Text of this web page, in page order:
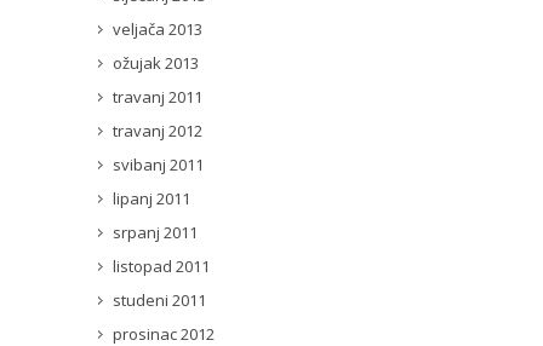
veljača 2013
ožujak 2013
travanj 2011
travanj 2012
svibanj 2011
lipanj 2011
srpanj 2011
listopad 2011
studeni 2011
prosinac 2012